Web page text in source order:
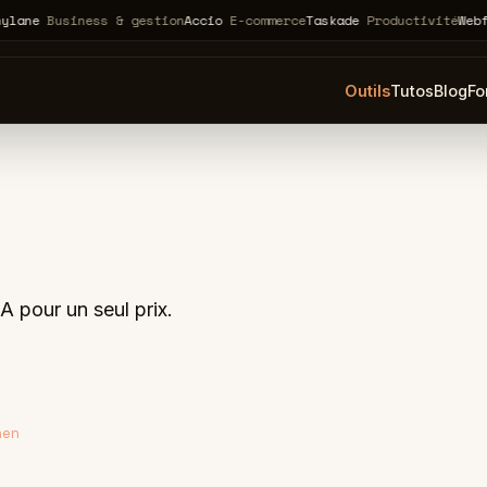
& gestionAccioE-commerceTaskadeProductivitéWebflow
OutilsTutosBlog
pour un seul prix.